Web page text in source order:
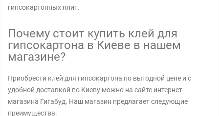
гипсокартонных плит.
Почему стоит купить клей для
гипсокартона в Киеве в нашем
магазине?
Приобрести клей для гипсокартона по выгодной цене и с
удобной доставкой по Киеву можно на сайте интернет-
магазина Гигабуд. Наш магазин предлагает следующие
преимущества: